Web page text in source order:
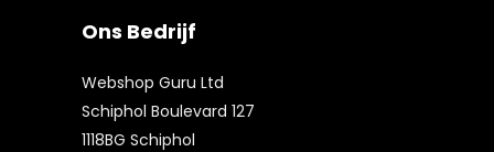
Ons Bedrijf
Webshop Guru Ltd
Schiphol Boulevard 127
1118BG Schiphol